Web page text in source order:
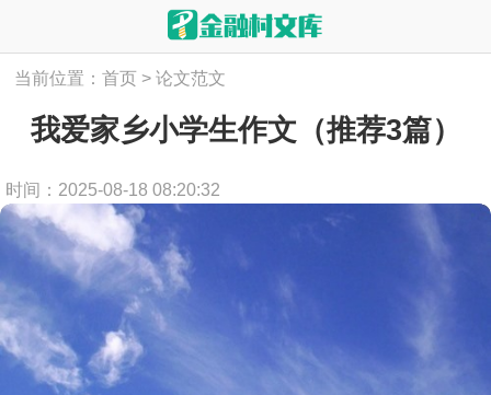
当前位置：首页 > 论文范文
我爱家乡小学生作文（推荐3篇）
时间：2025-08-18 08:20:32